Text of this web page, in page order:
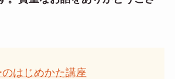
はじめかた講座